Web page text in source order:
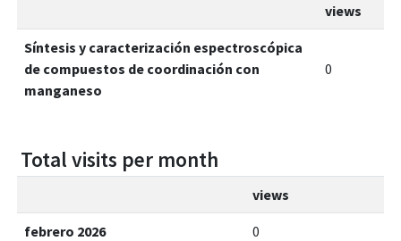
views
Síntesis y caracterización espectroscópica
de compuestos de coordinación con
manganeso
0
Total visits per month
views
febrero 2026 0